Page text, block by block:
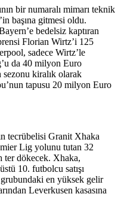
bir numaralı mimarı teknik
başına gitmesi oldu.
bedelsiz kaptıran
Florian Wirtz’i 125
sadece Wirtz’le
da 40 milyon Euro
sezonu kiralık olarak
tapusu 20 milyon Euro
tecrübelisi Granit Xhaka
Lig yolunu tutan 32
ter dökecek. Xhaka,
10. futbolcu satışı
en yüksek gelir
Leverkusen kasasına